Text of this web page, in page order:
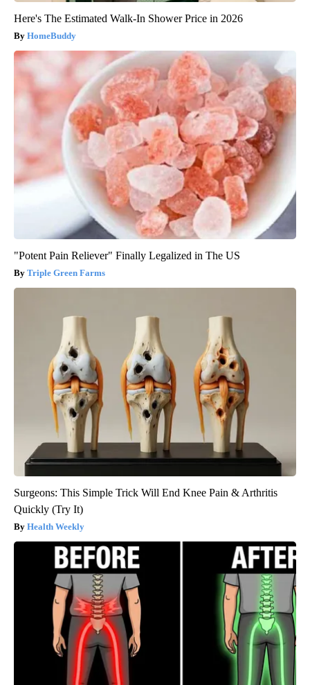
Here's The Estimated Walk-In Shower Price in 2026
HomeBuddy
"Potent Pain Reliever" Finally Legalized in The US
Triple Green Farms
Surgeons: This Simple Trick Will End Knee Pain & Arthritis
Quickly (Try It)
Health Weekly